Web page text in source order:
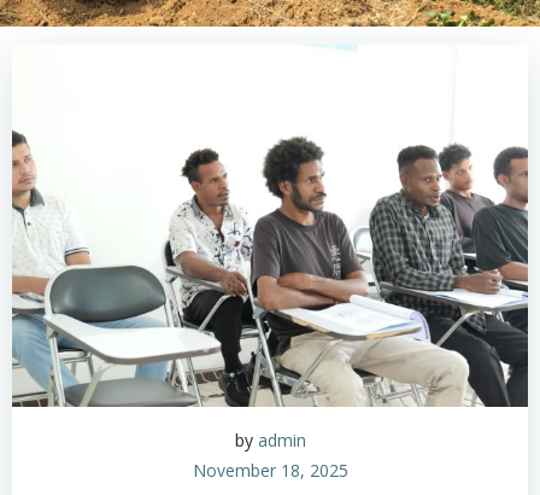
by admin
November 18, 2025